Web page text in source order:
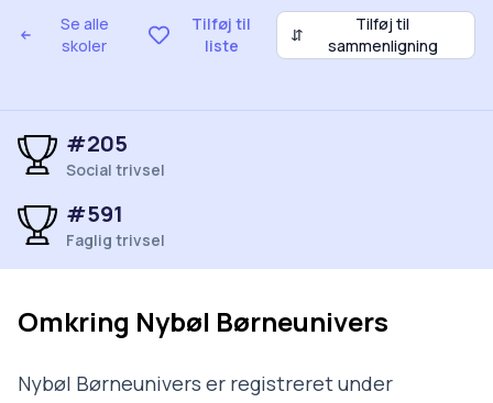
Se alle
skoler
Tilføj til
liste
⇵
Tilføj til
sammenligning
#205
Social trivsel
#591
Faglig trivsel
Omkring Nybøl Børneunivers
Nybøl Børneunivers er registreret under